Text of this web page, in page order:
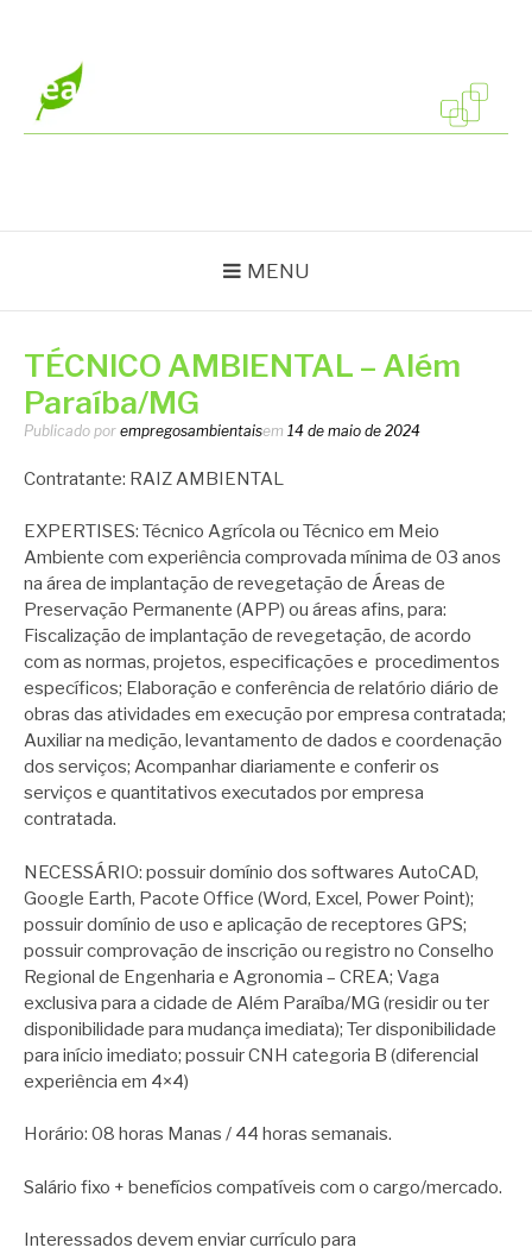
conteúdo
MENU
TÉCNICO AMBIENTAL – Além
Paraíba/MG
Publicado por empregosambientaisem 14 de maio de 2024
Contratante: RAIZ AMBIENTAL
EXPERTISES: Técnico Agrícola ou Técnico em Meio
Ambiente com experiência comprovada mínima de 03 anos
na área de implantação de revegetação de Áreas de
Preservação Permanente (APP) ou áreas afins, para:
Fiscalização de implantação de revegetação, de acordo
com as normas, projetos, especificações e procedimentos
específicos; Elaboração e conferência de relatório diário de
obras das atividades em execução por empresa contratada;
Auxiliar na medição, levantamento de dados e coordenação
dos serviços; Acompanhar diariamente e conferir os
serviços e quantitativos executados por empresa
contratada.
NECESSÁRIO: possuir domínio dos softwares AutoCAD,
Google Earth, Pacote Office (Word, Excel, Power Point);
possuir domínio de uso e aplicação de receptores GPS;
possuir comprovação de inscrição ou registro no Conselho
Regional de Engenharia e Agronomia – CREA; Vaga
exclusiva para a cidade de Além Paraíba/MG (residir ou ter
disponibilidade para mudança imediata); Ter disponibilidade
para início imediato; possuir CNH categoria B (diferencial
experiência em 4×4)
Horário: 08 horas Manas / 44 horas semanais.
Salário fixo + benefícios compatíveis com o cargo/mercado.
Interessados devem enviar currículo para